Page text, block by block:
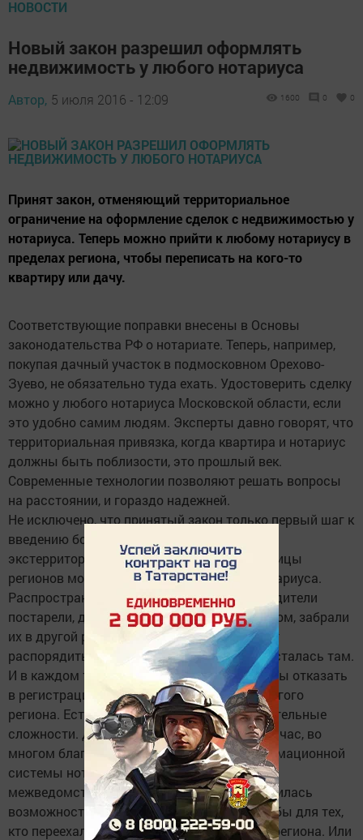
НОВОСТИ
Новый закон разрешил оформлять
недвижимость у любого нотариуса
Автор, 5 июля 2016 - 12:09 1600 0 0
Принят закон, отменяющий территориальное
ограничение на оформление сделок с недвижимостью у
нотариуса. Теперь можно прийти к любому нотариусу в
пределах региона, чтобы переписать на кого-то
квартиру или дачу.
Соответствующие поправки внесены в Основы
законодательства РФ о нотариате. Теперь, например,
покупая дачный участок в подмосковном Орехово-
Зуево, не обязательно туда ехать. Удостоверить сделку
можно у любого нотариуса Московской области, если
это удобно самим людям. Эксперты давно говорят, что
территориальная привязка, когда квартира и нотариус
должны быть поблизости, это прошлый век.
Современные технологии позволяют решать вопросы
на расстоянии, и гораздо надежней.
Не исключено, что принятый закон только первый шаг к
введению более широкого принципа
экстерриториальности. В идеале даже границы
регионов могут не быть границами для нотариуса.
Распространенная житейская ситуация: родители
постарели, дети, давно покинувшие отчий дом, забрали
их в другой регион. А теперь родители хотят
распорядиться недвижимостью, которая осталась там.
И в каждом таком случае нотариусы должны отказать
в регистрации сделки с имуществом из другого
региона. Естественно, это создает дополнительные
сложности. До сих пор выхода не было. Сейчас, во
многом благодаря развитию Единой информационной
системы нотариата и налаживанию
межведомственного взаимодействия, появилась
возможность проще решать вопросы хотя бы для тех,
кто переехал из города в город в пределах региона. Или